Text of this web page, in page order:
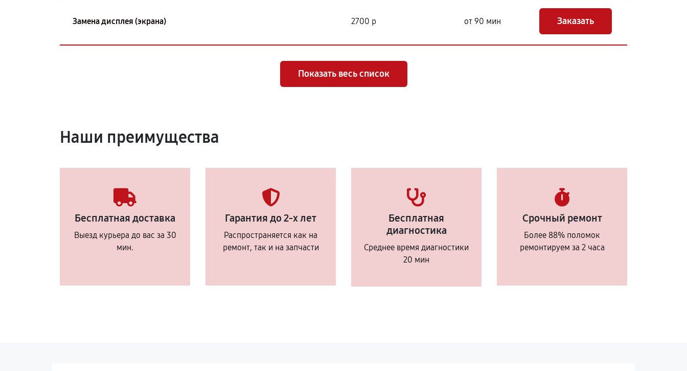
Замена дисплея (экрана) 2700 р от 90 мин Заказать
Показать весь список
Наши преимущества
Бесплатная доставка
Выезд курьера до вас за 30
мин.
Гарантия до 2-х лет
Распространяется как на
ремонт, так и на запчасти
Бесплатная
диагностика
Среднее время диагностики
20 мин
Срочный ремонт
Более 88% поломок
ремонтируем за 2 часа